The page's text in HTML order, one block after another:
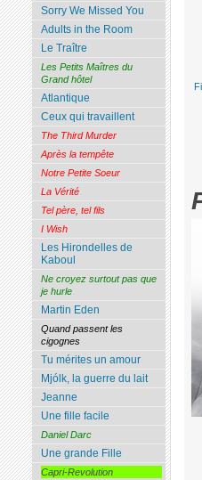
Sorry We Missed You
Adults in the Room
Le Traître
Les Petits Maîtres du
Grand hôtel
Atlantique
Ceux qui travaillent
The Third Murder
Après la tempête
Notre Petite Soeur
La Vérité
Tel père, tel fils
I Wish
Les Hirondelles de
Kaboul
Ne croyez surtout pas que
je hurle
Martin Eden
Quand passent les
cigognes
Tu mérites un amour
Mjólk, la guerre du lait
Jeanne
Une fille facile
Daniel Darc
Une grande Fille
Capri-Revolution